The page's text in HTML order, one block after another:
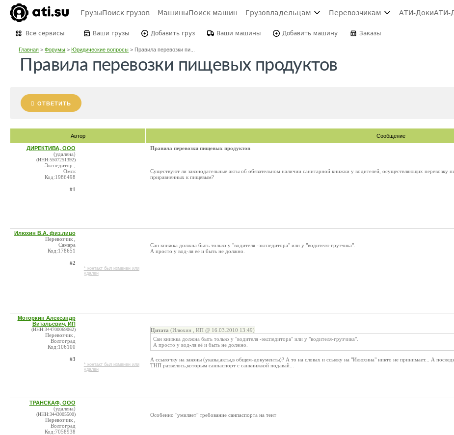
ГрузыПоиск грузов МашиныПоиск машин Грузовладельцам Перевозчикам АТИ-ДокиАТИ-
Все сервисы Ваши грузы Добавить груз Ваши машины Добавить машину Заказы
Главная >Форумы >Юридические вопросы > Правила перевозки пи...
Правила перевозки пищевых продуктов
ОТВЕТИТЬ
Автор Сообщение
ДИРЕКТИВА, ООО
(удалена)
(ИНН:5507251392)
Экспедитор ,
Омск
Код:1986498
#1
Правила перевозки пищевых продуктов
Существуют ли законодательные акты об обязательном наличии санитарной книжки у водителей, осуществляющих перевозку
приравненных к пищевым?
Илюхин В.А. физ.лицо
Перевозчик ,
Самара
Код:178651
#2
* контакт был изменен или
удален
Сан книжка должна быть только у "водителя -экспедитора" или у "водителя-грузчика".
А просто у вод-ля её и быть не должно.
Моторкин Александр
Витальевич, ИП
(ИНН:344700069062)
Перевозчик ,
Волгоград
Код:106100
#3
* контакт был изменен или
удален
Цитата (Илюхин , ИП @ 16.03.2010 13:49)
Сан книжка должна быть только у "водителя -экспедитора" или у "водителя-грузчика".
А просто у вод-ля её и быть не должно.
А ссылочку на законы (указы,акты,в общем-документы)? А то на словах и ссылку на "Илюхина" никто не принимает... А
ТНП развелось,которым санпаспорт с санкнижкой подавай...
ТРАНСКАФ, ООО
(удалена)
(ИНН:3443005500)
Перевозчик ,
Волгоград
Код:7058938
Особенно "умиляет" требование санпаспорта на тент